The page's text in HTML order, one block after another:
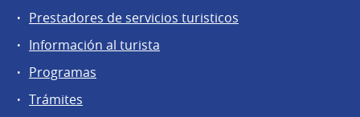
Prestadores de servicios turisticos
Información al turista
Programas
Trámites